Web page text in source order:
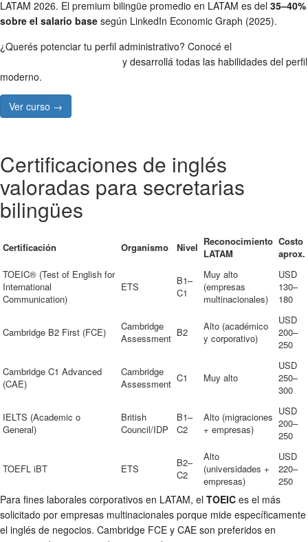
LATAM 2026. El premium bilingüe promedio en LATAM es del 35–40%
sobre el salario base según LinkedIn Economic Graph (2025).
¿Querés potenciar tu perfil administrativo? Conocé el
y desarrollá todas las habilidades del perfil
moderno.
Ver curso →
Certificaciones de inglés
valoradas para secretarias
bilingües
Certificación Organismo Nivel Reconocimiento
LATAM
Costo
aprox.
TOEIC® (Test of English for
International
Communication)
ETS
B1–
C1
Muy alto
(empresas
multinacionales)
USD
130–
180
Cambridge B2 First (FCE)
Cambridge
Assessment B2
Alto (académico
y corporativo)
USD
200–
250
Cambridge C1 Advanced
(CAE)
Cambridge
Assessment C1 Muy alto
USD
250–
300
IELTS (Academic o
General)
British
Council/IDP
B1–
C2
Alto (migraciones
+ empresas)
USD
200–
250
TOEFL iBT ETS
B2–
C2
Alto
(universidades +
empresas)
USD
220–
250
Para fines laborales corporativos en LATAM, el TOEIC es el más
solicitado por empresas multinacionales porque mide específicamente
el inglés de negocios. Cambridge FCE y CAE son preferidos en